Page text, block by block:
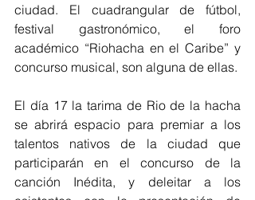
ciudad. El cuadrangular de fútbol,
festival gastronómico, el foro
académico “Riohacha en el Caribe” y
concurso musical, son alguna de ellas.
El día 17 la tarima de Rio de la hacha
se abrirá espacio para premiar a los
talentos nativos de la ciudad que
participarán en el concurso de la
canción Inédita, y deleitar a los